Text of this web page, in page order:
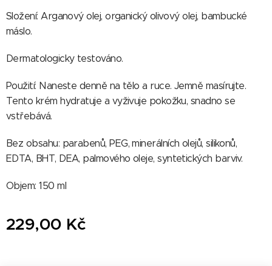
Složení: Arganový olej, organický olivový olej, bambucké
máslo.
Dermatologicky testováno.
Použití: Naneste denně na tělo a ruce. Jemně masírujte.
Tento krém hydratuje a vyživuje pokožku, snadno se
vstřebává.
Bez obsahu: parabenů, PEG, minerálních olejů, silikonů,
EDTA, BHT, DEA, palmového oleje, syntetických barviv.
Objem: 150 ml
229,00 Kč